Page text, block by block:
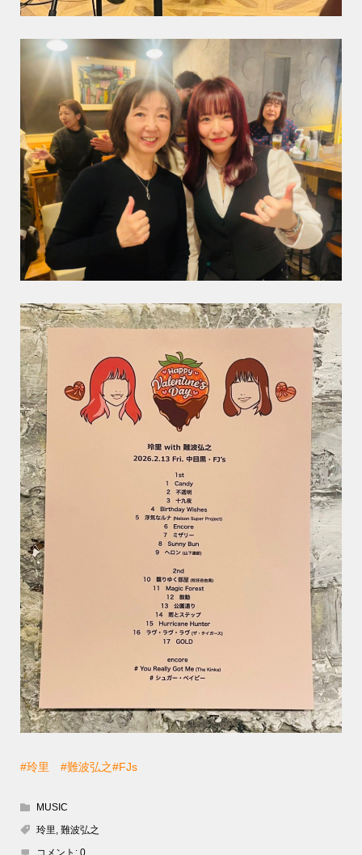
#玲里 #難波弘之#FJs
MUSIC
玲里 難波弘之
コメント: 0